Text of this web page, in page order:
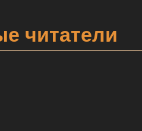
читатели